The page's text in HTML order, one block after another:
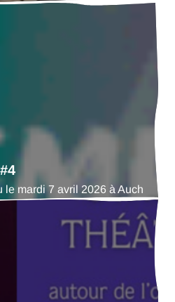
du Gers coordonne,
le mardi 7 avril 2026 à Auch